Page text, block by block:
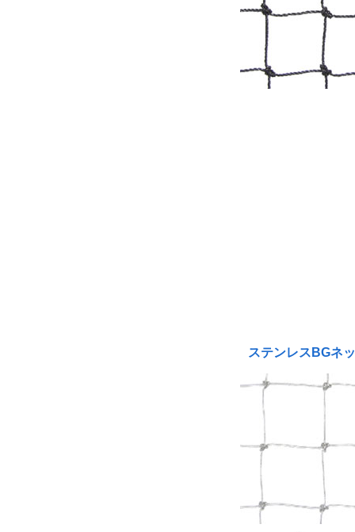
ステンレスBGネ